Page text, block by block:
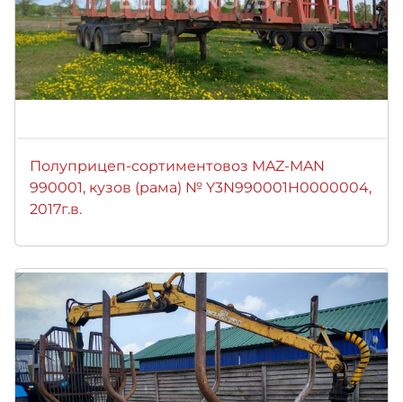
Полуприцеп-сортиментовоз MAZ-MAN
990001, кузов (рама) № Y3N990001H0000004,
2017г.в.